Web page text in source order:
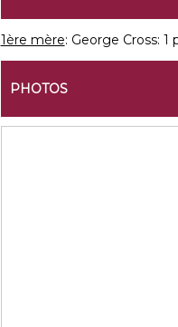
1ère mère: George Cross: 1
PHOTOS